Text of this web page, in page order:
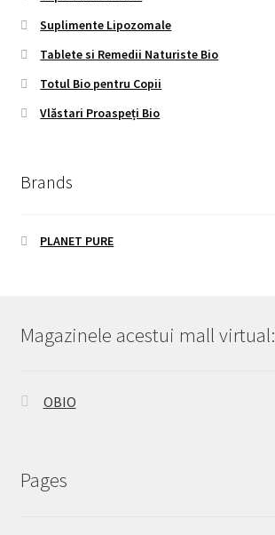
Suplimente Lipozomale
Tablete si Remedii Naturiste Bio
Totul Bio pentru Copii
Vlăstari Proaspeți Bio
Brands
PLANET PURE
Magazinele acestui mall virtual:
OBIO
Pages